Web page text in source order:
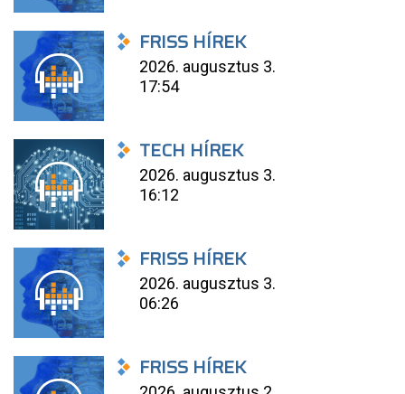
FRISS HÍREK
2026. augusztus 3.
17:54
TECH HÍREK
2026. augusztus 3.
16:12
FRISS HÍREK
2026. augusztus 3.
06:26
FRISS HÍREK